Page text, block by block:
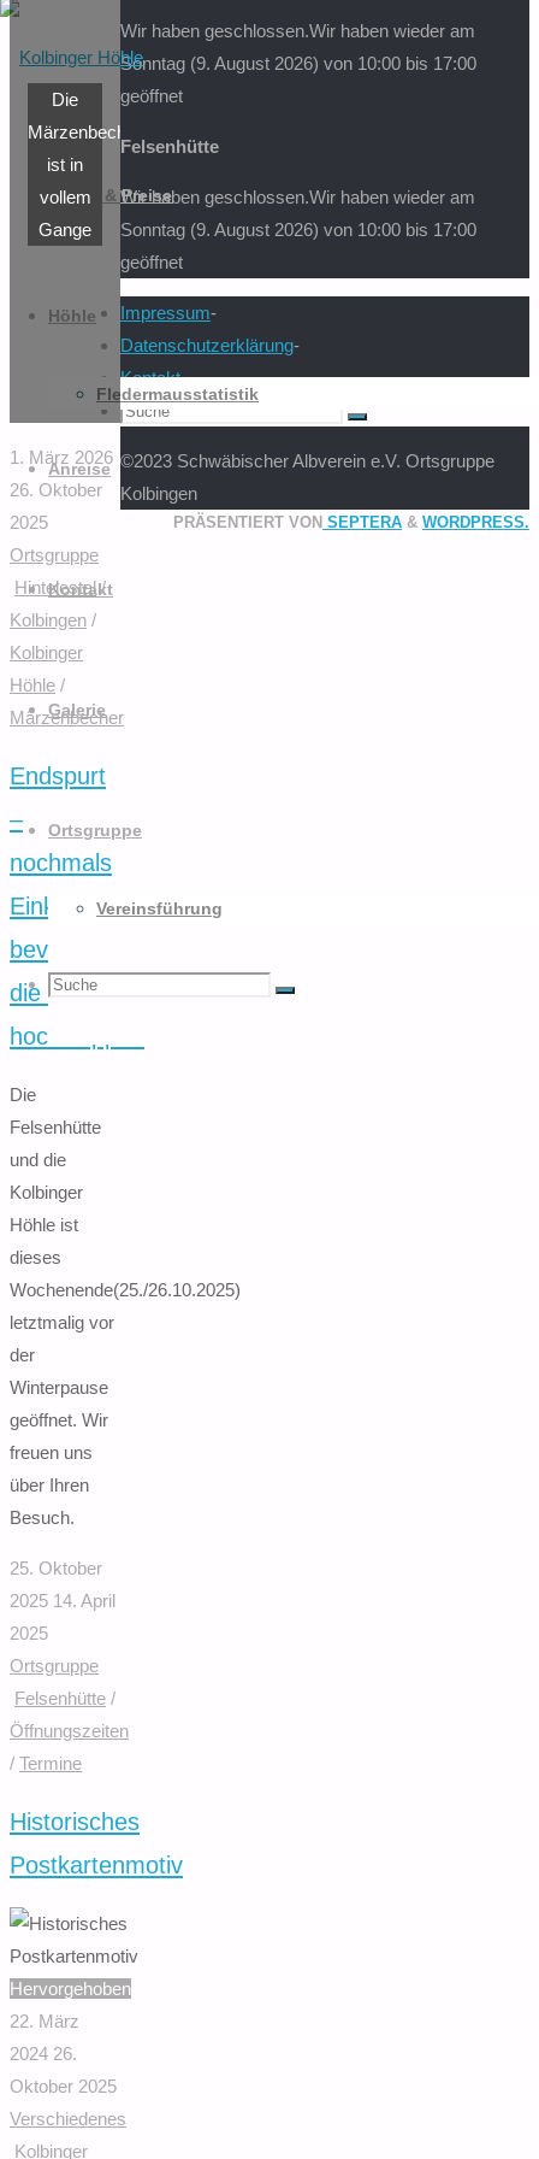
Zeiten & Preise
Höhle
Fledermausstatistik
Anreise
Kontakt
Galerie
Ortsgruppe
Vereinsführung
Suche
Suchen
Suche
Die
Märzenbecherblüte
ist in
vollem
Gange
1. März 2026
26. Oktober
2025
Ortsgruppe
Hintelestal/
Kolbingen /
Kolbinger
Höhle /
Märzenbecher
Endspurt
–
nochmals
Einkehren
bevor wir
die Bänke
hochklappen
Die
Felsenhütte
und die
Kolbinger
Höhle ist
dieses
Wochenende(25./26.10.2025)
letztmalig vor
der
Winterpause
geöffnet. Wir
freuen uns
über Ihren
Besuch.
25. Oktober
2025 14. April
2025
Ortsgruppe
Felsenhütte /
Öffnungszeiten
/ Termine
Historisches
Postkartenmotiv
Hervorgehoben
22. März
2024 26.
Oktober 2025
Verschiedenes
Kolbinger
Wir haben geschlossen.Wir haben wieder am
Sonntag (9. August 2026) von 10:00 bis 17:00
geöffnet
Felsenhütte
Wir haben geschlossen.Wir haben wieder am
Sonntag (9. August 2026) von 10:00 bis 17:00
geöffnet
Impressum-
Datenschutzerklärung-
Kontakt-
Suchen
Suche
©2023 Schwäbischer Albverein e.V. Ortsgruppe
Kolbingen
PRÄSENTIERT VON SEPTERA & WORDPRESS.